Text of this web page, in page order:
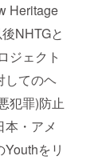
Heritage
NHTGと
ジェクト
してのヘ
犯罪)防止
・アメ
をリ